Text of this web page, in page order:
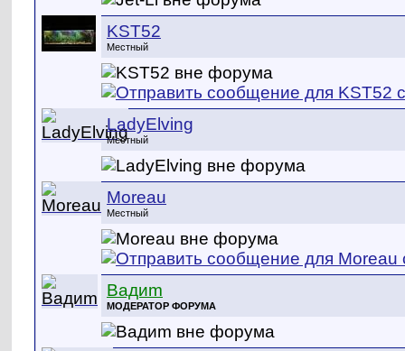
KST52
Местный
LadyElving
Местный
Moreau
Местный
Вадиm
МОДЕРАТОР ФОРУМА